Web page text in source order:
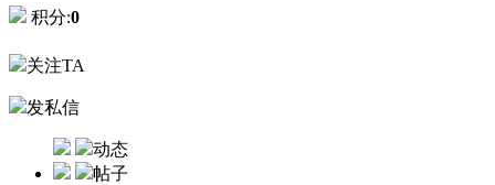
积分:0
关注TA
发私信
动态
帖子